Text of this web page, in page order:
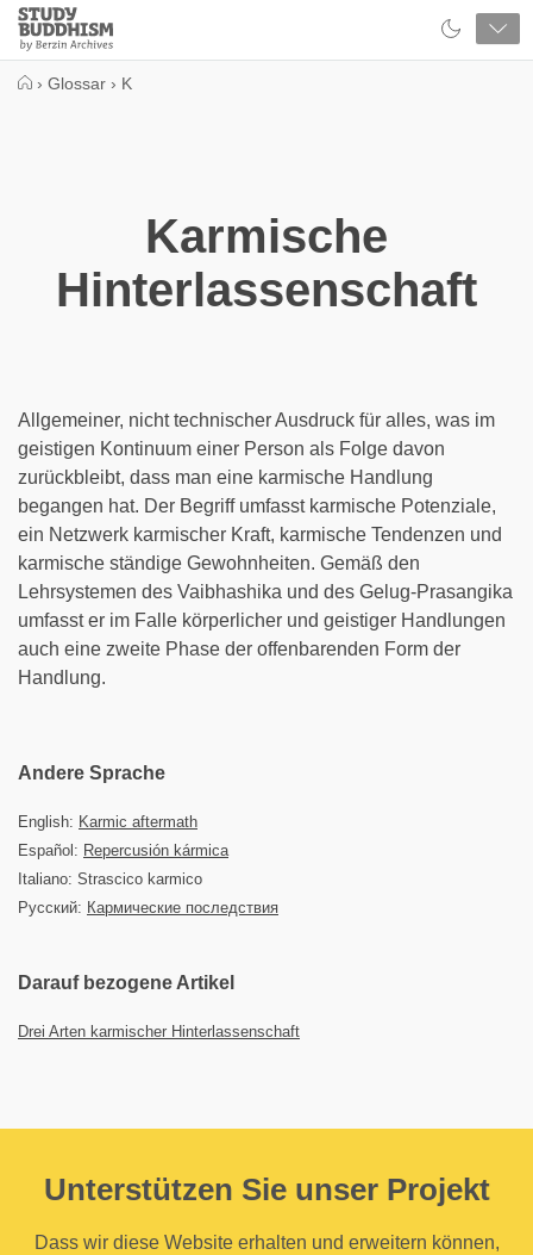
Close
Study
Buddhism
› Glossar › K
Karmische
Hinterlassenschaft
Allgemeiner, nicht technischer Ausdruck für alles, was im
geistigen Kontinuum einer Person als Folge davon
zurückbleibt, dass man eine karmische Handlung
begangen hat. Der Begriff umfasst karmische Potenziale,
ein Netzwerk karmischer Kraft, karmische Tendenzen und
karmische ständige Gewohnheiten. Gemäß den
Lehrsystemen des Vaibhashika und des Gelug-Prasangika
umfasst er im Falle körperlicher und geistiger Handlungen
auch eine zweite Phase der offenbarenden Form der
Handlung.
Andere Sprache
English: Karmic aftermath
Español: Repercusión kármica
Italiano: Strascico karmico
Русский: Кармические последствия
Darauf bezogene Artikel
Drei Arten karmischer Hinterlassenschaft
Unterstützen Sie unser Projekt
Dass wir diese Website erhalten und erweitern können,